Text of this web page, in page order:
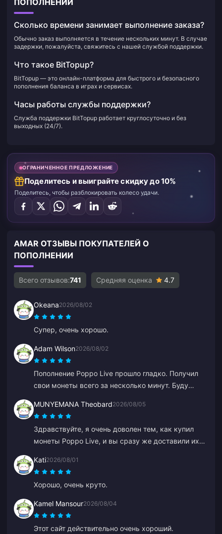
Сколько времени занимает выполнение заказа?
Обычно заказ выполняется в течение нескольких минут. В случае
задержки, пожалуйста, свяжитесь с нашей службой поддержки.
Что такое BitTopup?
BitTopup — это онлайн-платформа для быстрого и безопасного
пополнения баланса в играх и сервисах.
Часы работы службы поддержки?
Служба поддержки BitTopup работает круглосуточно и без
выходных (24/7).
ОГРАНИЧЕННОЕ ПРЕДЛОЖЕНИЕ
Поделитесь и выиграйте скидку до 10%
Поделитесь, чтобы разблокировать колесо удачи.
AMAR ОТЗЫВЫ ПОКУПАТЕЛЕЙ О
ПОПОЛНЕНИИ
Всего отзывов:741 Средняя оценка 4.7
Okeana2026/08/02
Супер, очень хорошо.
Adam Wilson2026/08/02
Пополнение Poppo Live прошло гладко. Получил
свои монеты всего за несколько минут. Буду
MUNYEMANA Theobard2026/08/05
Здравствуйте, я очень доволен тем, как купил
монеты Poppo Live, и вы сразу же доставили их
приложением и тем, как оно меня направляло.
Спасибо, так держать!
Kati2026/08/01
Хорошо, очень круто.
Kamel Mansour2026/08/04
Этот сайт действительно очень хороший.